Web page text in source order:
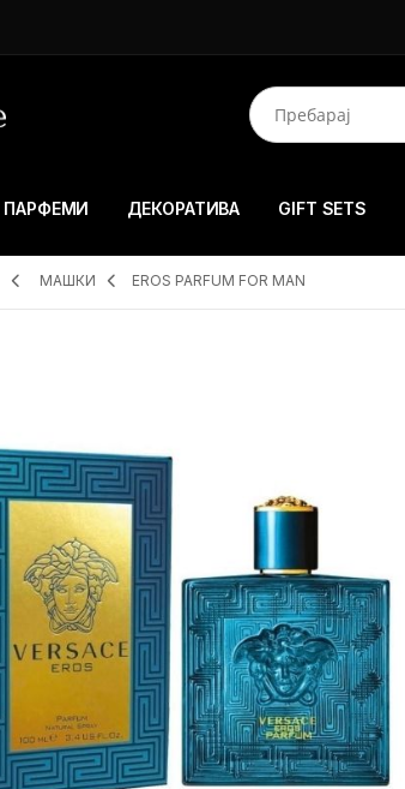
ПАРФЕМИ ДЕКОРАТИВА GIFT SETS
MAШКИ EROS PARFUM FOR MAN